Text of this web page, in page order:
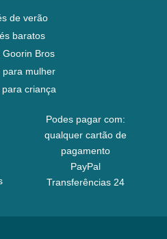
de verão
baratos
Goorin Bros
para mulher
para criança
Podes pagar com:
qualquer cartão de
pagamento
PayPal
Transferências 24